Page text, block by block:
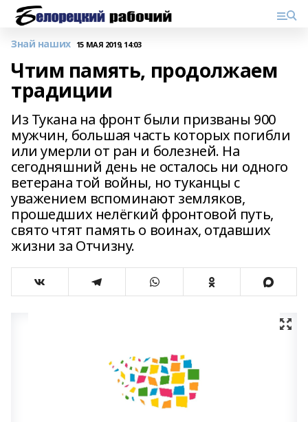
Знай наших 15 МАЯ 2019, 14:03
Чтим память, продолжаем
традиции
Из Тукана на фронт были призваны 900
мужчин, большая часть которых погибли
или умерли от ран и болезней. На
сегодняшний день не осталось ни одного
ветерана той войны, но туканцы с
уважением вспоминают земляков,
прошедших нелёгкий фронтовой путь,
свято чтят память о воинах, отдавших
жизни за Отчизну.